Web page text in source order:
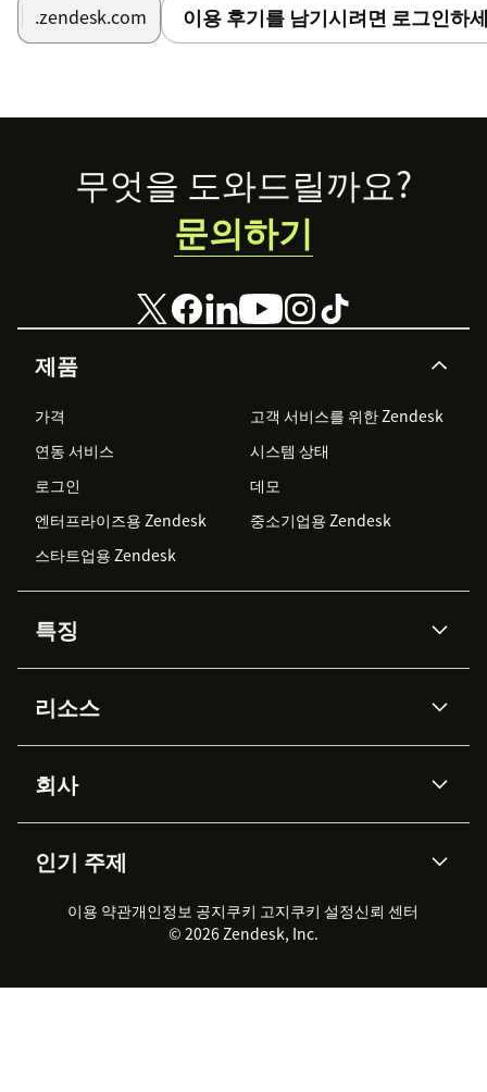
.zendesk.com 이용 후기를 남기시려면 로그인하
Footer
제품
가격
고객 서비스를 위한 Zendesk
연동 서비스
시스템 상태
로그인
데모
엔터프라이즈용 Zendesk
중소기업용 Zendesk
스타트업용 Zendesk
특징
Zendesk AI
Advanced Data Privacy &
Protection
지식창고
워크포스 관리
실시간 채팅
클라이언트 포털
리소스
API & 개발자
AI 리서치
이벤트 & 웨비나
고객 사례
회사
채용 정보
지속 가능성 보고서
Zendesk Foundation
법적 정보
인기 주제
2026 CX 트렌드
제품 업데이트
고객 서비스 소프트웨어
헬프 데스크 통합 티켓 관리 소
무엇을 도와드릴까요?
문의하기
이용 약관개인정보 공지쿠키 고지쿠키 설정신뢰 센터
© 2026 Zendesk, Inc.